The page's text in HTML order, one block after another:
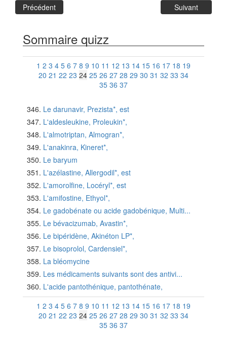
Précédent Suivant
Sommaire quizz
1 2 3 4 5 6 7 8 9 10 11 12 13 14 15 16 17 18 19
20 21 22 23 24 25 26 27 28 29 30 31 32 33 34
35 36 37
Le darunavir, Prezista*, est
L'aldesleukine, Proleukin*,
L'almotriptan, Almogran*,
L'anakinra, Kineret*,
Le baryum
L'azélastine, Allergodil*, est
L'amorolfine, Locéryl*, est
L'amifostine, Ethyol*,
Le gadobénate ou acide gadobénique, Multi...
Le bévacizumab, Avastin*,
Le bipéridène, Akinéton LP*,
Le bisoprolol, Cardensiel*,
La bléomycine
Les médicaments suivants sont des antivi...
L'acide pantothénique, pantothénate,
1 2 3 4 5 6 7 8 9 10 11 12 13 14 15 16 17 18 19
20 21 22 23 24 25 26 27 28 29 30 31 32 33 34
35 36 37